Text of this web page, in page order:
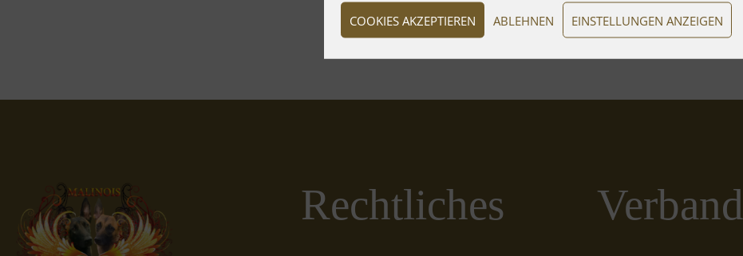
COOKIES AKZEPTIEREN ABLEHNEN EINSTELLUNGEN ANZEIGEN
Rechtliches Verband